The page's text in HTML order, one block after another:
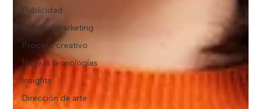
Publicidad
Inbound marketing
Proceso creativo
Nuevas tecnologías
Insights
Dirección de arte